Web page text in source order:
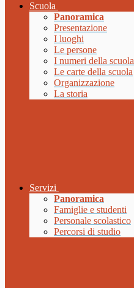
Scuola
Panoramica
Presentazione
I luoghi
Le persone
I numeri della scuola
Le carte della scuola
Organizzazione
La storia
Servizi
Panoramica
Famiglie e studenti
Personale scolastico
Percorsi di studio